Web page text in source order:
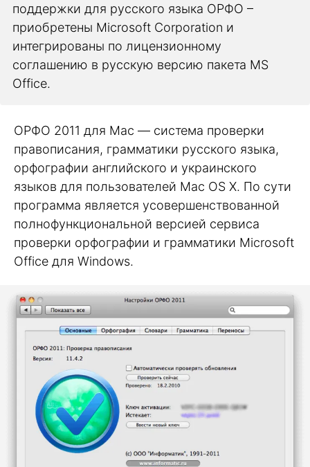
поддержки для русского языка ОРФО –
приобретены Microsoft Corporation и
интегрированы по лицензионному
соглашению в русскую версию пакета MS
Office.
ОРФО 2011 для Mac — система проверки
правописания, грамматики русского языка,
орфографии английского и украинского
языков для пользователей Mac OS X. По сути
программа является усовершенствованной
полнофункциональной версией сервиса
проверки орфографии и грамматики Microsoft
Office для Windows.